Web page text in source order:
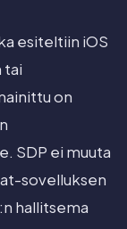
esiteltiin iOS
tai
on
SDP ei muuta
sovelluksen
hallitsema